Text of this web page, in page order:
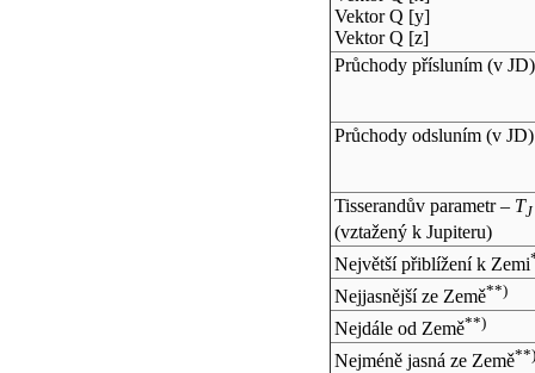
Vektor Q [y]
Vektor Q [z]
Průchody přísluním (v JD)
Průchody odsluním (v JD)
Tisserandův parametr – TJ
(vztažený k Jupiteru)
Největší přiblížení k Zemi
Nejjasnější ze Země**)
Nejdále od Země**)
Nejméně jasná ze Země**)